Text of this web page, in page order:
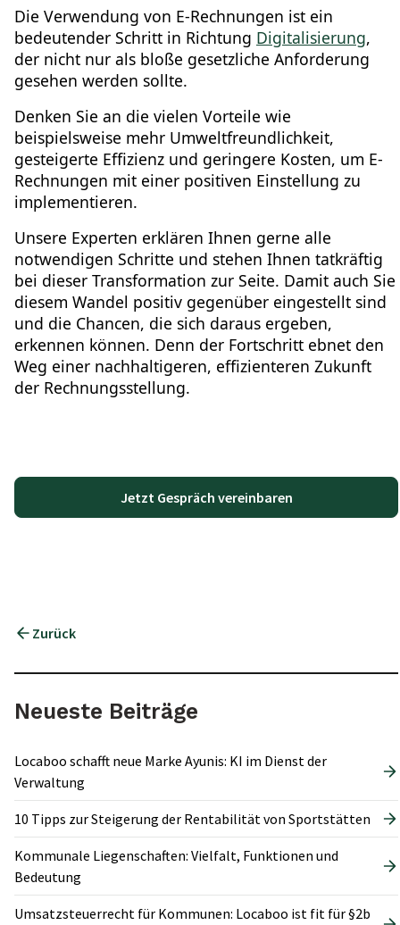
Zurück
Neueste Beiträge
Locaboo schafft neue Marke Ayunis: KI im Dienst der
Verwaltung
10 Tipps zur Steigerung der Rentabilität von Sportstätten
Kommunale Liegenschaften: Vielfalt, Funktionen und
Bedeutung
Umsatzsteuerrecht für Kommunen: Locaboo ist fit für §2b
Die Verwendung von E-Rechnungen ist ein
bedeutender Schritt in Richtung Digitalisierung,
der nicht nur als bloße gesetzliche Anforderung
gesehen werden sollte.
Denken Sie an die vielen Vorteile wie
beispielsweise mehr Umweltfreundlichkeit,
gesteigerte Effizienz und geringere Kosten, um E-
Rechnungen mit einer positiven Einstellung zu
implementieren.
Unsere Experten erklären Ihnen gerne alle
notwendigen Schritte und stehen Ihnen tatkräftig
bei dieser Transformation zur Seite. Damit auch Sie
diesem Wandel positiv gegenüber eingestellt sind
und die Chancen, die sich daraus ergeben,
erkennen können. Denn der Fortschritt ebnet den
Weg einer nachhaltigeren, effizienteren Zukunft
der Rechnungsstellung.
Jetzt Gespräch vereinbaren